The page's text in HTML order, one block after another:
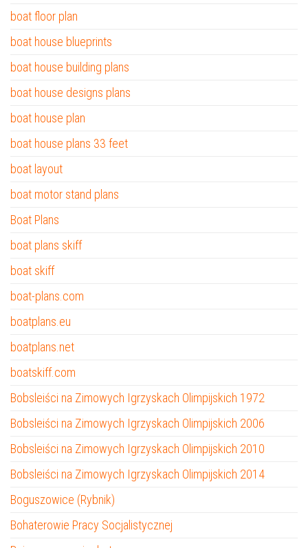
boat floor plan
boat house blueprints
boat house building plans
boat house designs plans
boat house plan
boat house plans 33 feet
boat layout
boat motor stand plans
Boat Plans
boat plans skiff
boat skiff
boat-plans.com
boatplans.eu
boatplans.net
boatskiff.com
Bobsleiści na Zimowych Igrzyskach Olimpijskich 1972
Bobsleiści na Zimowych Igrzyskach Olimpijskich 2006
Bobsleiści na Zimowych Igrzyskach Olimpijskich 2010
Bobsleiści na Zimowych Igrzyskach Olimpijskich 2014
Boguszowice (Rybnik)
Bohaterowie Pracy Socjalistycznej